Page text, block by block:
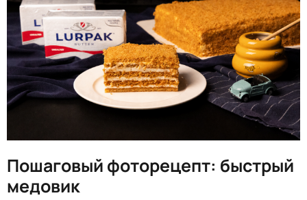
Пошаговый фоторецепт: быстрый
медовик